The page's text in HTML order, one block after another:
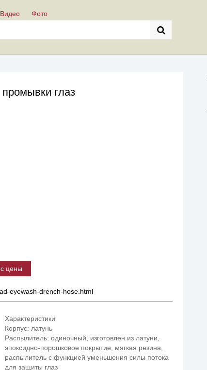
Видео Фото
глаз
цены
eyewash-drench-hose.html
Характеристики
Корпус: латунь
Распылитель: одиночный, изготовлен из латуни,
эпоксидно-порошковое покрытие, мягкая резина,
распылитель с функцией уменьшения силы потока
для защиты глаз